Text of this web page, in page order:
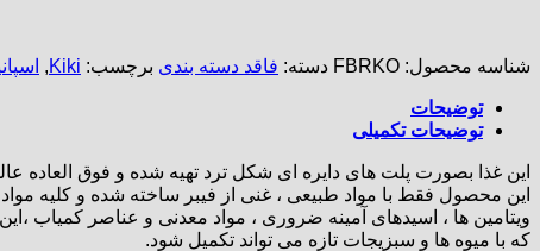
شناسه محصول: FBRKO دسته: فاقد دسته بندی برچسب: Kiki
,
توضیحات
توضیحات تکمیلی
این غذا بصورت پلت های دایره ای شکل ترد تهیه شده و فوق العاده عالی
این محصول فقط با مواد طبیعی ، غنی از فیبر ساخته شده و کلیه
ویتامین ها ، اسیدهای آمینه ضروری ، مواد معدنی و عناصر کمیاب
که با میوه ها و سبزیجات تازه می تواند تکمیل شود.